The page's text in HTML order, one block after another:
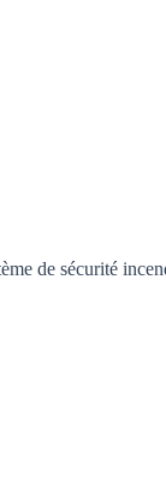
de sécurité